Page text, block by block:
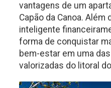
vantagens de um
Capão da Canoa.
inteligente
forma de conquistar
bem-estar em uma
valorizadas do litoral